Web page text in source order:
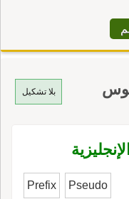
بلا تشكيل
Prefix Pseudo